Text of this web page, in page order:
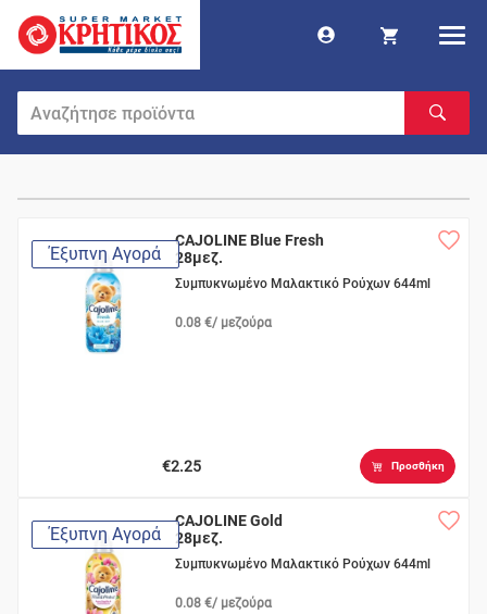
Έξυπνη Αγορά
CAJOLINE Blue Fresh
28μεζ.
Συμπυκνωμένο Μαλακτικό Ρούχων 644ml
0.08 €/ μεζούρα
€2.25 Προσθήκη
Έξυπνη Αγορά
CAJOLINE Gold
28μεζ.
Συμπυκνωμένο Μαλακτικό Ρούχων 644ml
0.08 €/ μεζούρα